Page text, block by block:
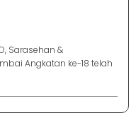
Sarasehan &
Angkatan ke-18 telah